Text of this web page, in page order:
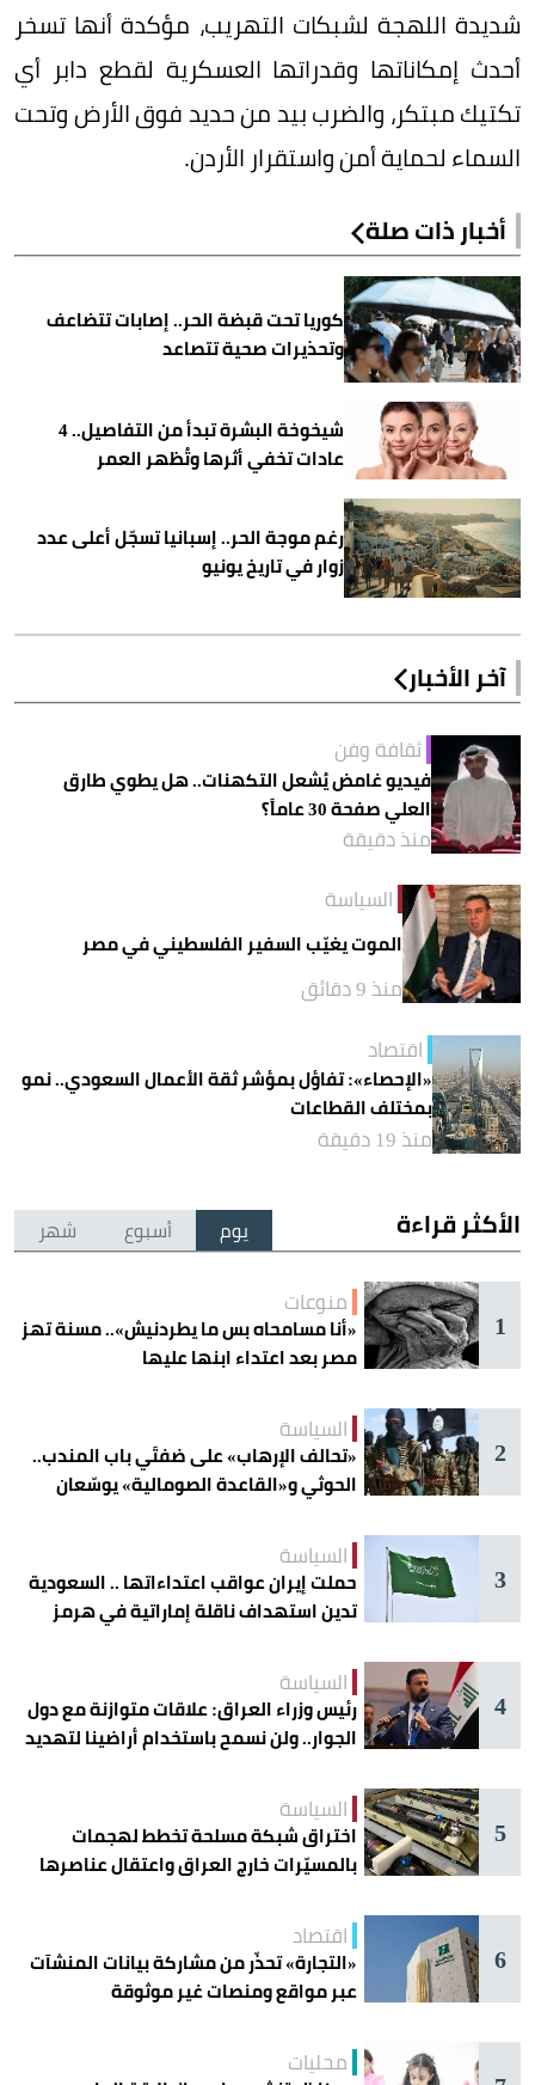
شديدة اللهجة لشبكات التهريب، مؤكدة أنها تسخر
أحدث إمكاناتها وقدراتها العسكرية لقطع دابر أي
تكتيك مبتكر، والضرب بيد من حديد فوق الأرض وتحت
السماء لحماية أمن واستقرار الأردن.
أخبار ذات صلة
كوريا تحت قبضة الحر.. إصابات تتضاعف
وتحذيرات صحية تتصاعد
شيخوخة البشرة تبدأ من التفاصيل.. 4
عادات تخفي أثرها وتُظهر العمر
رغم موجة الحر.. إسبانيا تسجّل أعلى عدد
زوار في تاريخ يونيو
آخر الأخبار
ثقافة وفن
فيديو غامض يُشعل التكهنات.. هل يطوي طارق
العلي صفحة 30 عاماً؟
منذ دقيقة
السياسة
الموت يغيّب السفير الفلسطيني في مصر
منذ 9 دقائق
اقتصاد
«الإحصاء»: تفاؤل بمؤشر ثقة الأعمال السعودي.. نمو
بمختلف القطاعات
منذ 19 دقيقة
الأكثر قراءة يوم أسبوع شهر
1
منوعات
«أنا مسامحاه بس ما يطردنيش».. مسنة تهز
مصر بعد اعتداء ابنها عليها
2
السياسة
«تحالف الإرهاب» على ضفتَي باب المندب..
الحوثي و«القاعدة الصومالية» يوسّعان
3
السياسة
حملت إيران عواقب اعتداءاتها .. السعودية
تدين استهداف ناقلة إماراتية في هرمز
4
السياسة
رئيس وزراء العراق: علاقات متوازنة مع دول
الجوار.. ولن نسمح باستخدام أراضينا لتهديد
5
السياسة
اختراق شبكة مسلحة تخطط لهجمات
بالمسيّرات خارج العراق واعتقال عناصرها
6
اقتصاد
«التجارة» تحذّر من مشاركة بيانات المنشآت
عبر مواقع ومنصات غير موثوقة
محليات